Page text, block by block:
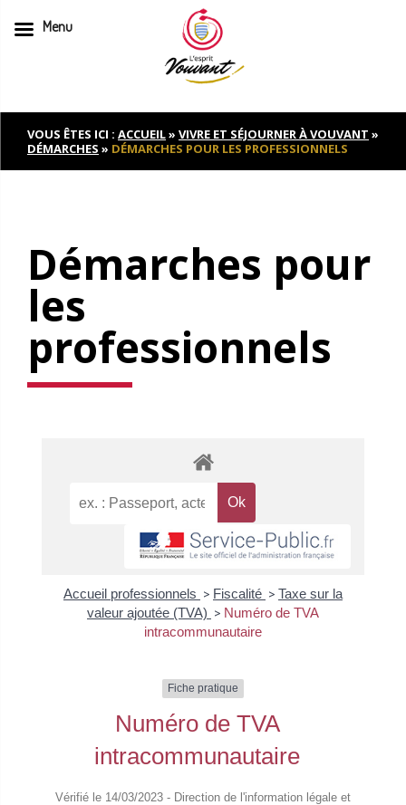
to
contentVOUS ÊTES ICI : ACCUEIL» VIVRE ET SÉJOURNER À VOUVANT »
DÉMARCHES » DÉMARCHES POUR LES PROFESSIONNELS
Démarches pour
les
professionnels
Accueil professionnels > Fiscalité > Taxe sur la
valeur ajoutée (TVA) > Numéro de TVA
intracommunautaire
Fiche pratique
Numéro de TVA
intracommunautaire
Vérifié le 14/03/2023 - Direction de l'information légale et
Menu